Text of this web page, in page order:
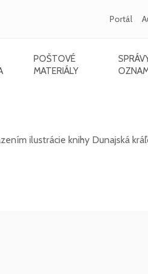
Portál
POŠTOVÉ
MATERIÁLY
ilustrácie knihy Dunajská